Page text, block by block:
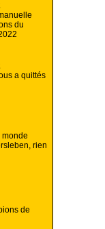
du
a quittés
rien
de